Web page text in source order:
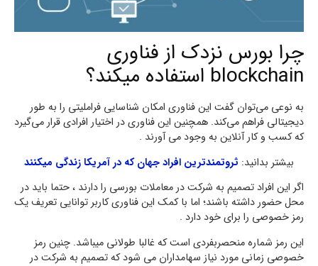
چرا بورس نزدک از فناوری
blockchain استفاده میکند؟
به نوعی می‌توان گفت این فناوری امکان شناسایی فراملیتی را به طور
دیجیتالی فراهم می‌کند. همچنین این فناوری در اختیار افرادی قرار می‌گیرد
که کسب و کار آنلاین به وجود می آورند .
بیشتر بدانید: ثروتمندترین افراد جهان که در آمریکا زندگی میکنند
اگر این افراد تصمیم به شرکت در معاملات بورسی را دارند ، حتما باید در
محل حضور داشته باشند؛ اما با کمک این فناوری کاربر توانایی تعریف یک
رمز خصوصی را برای خود دارد .
این رمز شماره منحصربفردی است که غالبا طولانی میباشد. چنین رمز
خصوصی زمانی مورد نیاز سهامداران می شود که تصمیم به شرکت در